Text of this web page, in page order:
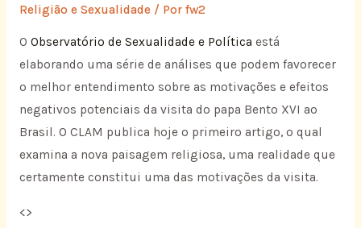
Religião e Sexualidade/ Por fw2
O Observatório de Sexualidade e Política está
elaborando uma série de análises que podem favorecer
o melhor entendimento sobre as motivações e efeitos
negativos potenciais da visita do papa Bento XVI ao
Brasil. O CLAM publica hoje o primeiro artigo, o qual
examina a nova paisagem religiosa, uma realidade que
certamente constitui uma das motivações da visita.
<>